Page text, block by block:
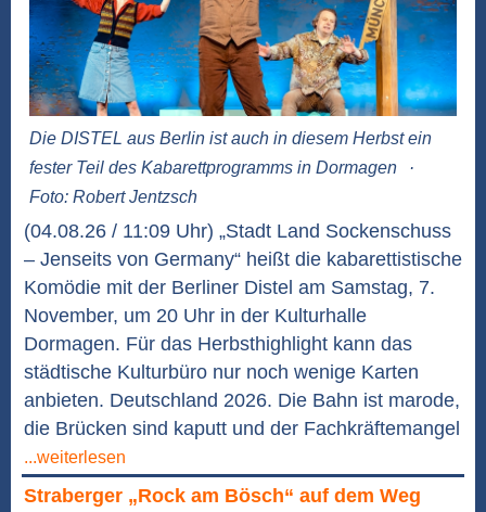
Die DISTEL aus Berlin ist auch in diesem Herbst ein
fester Teil des Kabarettprogramms in Dormagen
·
Foto: Robert Jentzsch
(04.08.26 / 11:09 Uhr) „Stadt Land Sockenschuss
– Jenseits von Germany“ heißt die kabarettistische
Komödie mit der Berliner Distel am Samstag, 7.
November, um 20 Uhr in der Kulturhalle
Dormagen. Für das Herbsthighlight kann das
städtische Kulturbüro nur noch wenige Karten
anbieten. Deutschland 2026. Die Bahn ist marode,
die Brücken sind kaputt und der Fachkräftemangel
...weiterlesen
Straberger „Rock am Bösch“ auf dem Weg